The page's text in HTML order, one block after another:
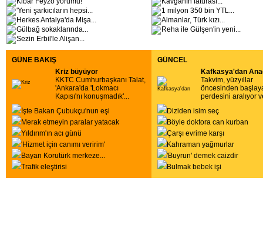
'Yeni şarkıcıların hepsi... 1 milyon 350 bin YTL...
Herkes Antalya'da Mişa... Almanlar, Türk kızı...
Gülbağ sokaklarında... Reha ile Gülşen'in yeni...
Sezin Erbil'le Alişan...
GÜNE BAKIŞ
Kriz büyüyor
KKTC Cumhurbaşkanı Talat,
'Ankara'da 'Lokmacı
Kapısı'nı konuşmadık'...
İşte Bakan Çubukçu'nun eşi
Merak etmeyin paralar yatacak
Yıldırım'ın acı günü
'Hizmet için canımı veririm'
Bayan Korutürk merkeze...
Trafik eleştirisi
GÜNCEL
Kafkasya'dan
Takvim, yüzyıllar
öncesinden
perdesini aralıyor
Diziden isim seç
Böyle doktora can kurban
Çarşı evrime karşı
Kahraman yağmurlar
'Buyrun' demek caizdir
Bulmak bebek işi